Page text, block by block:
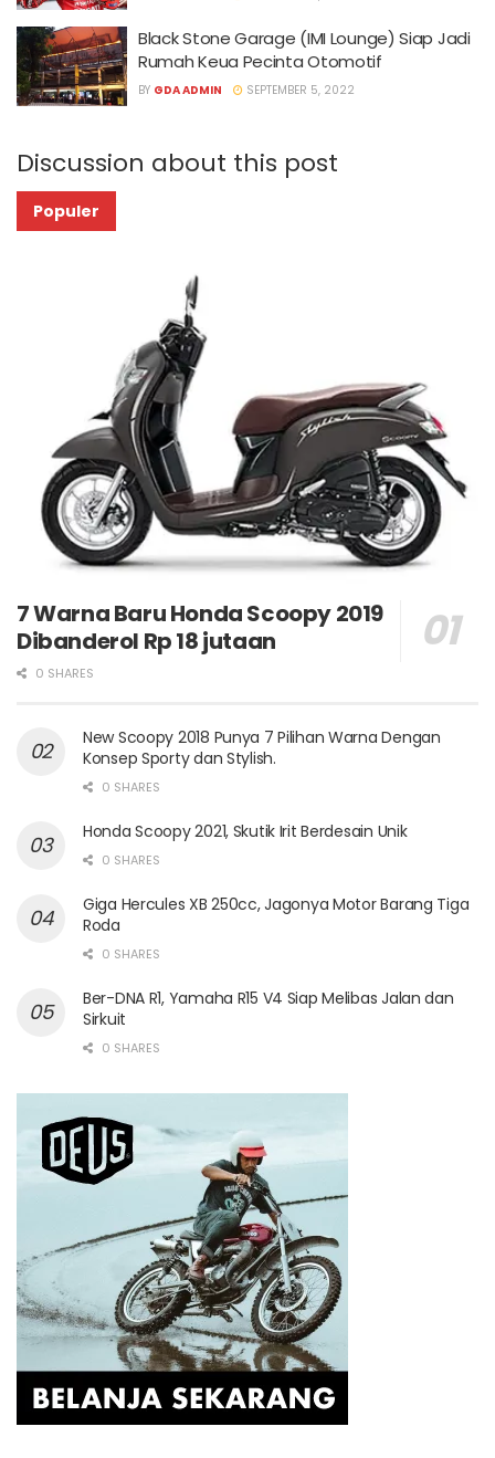
Black Stone Garage (IMI Lounge) Siap Jadi
Rumah Keua Pecinta Otomotif
BY GDA ADMIN SEPTEMBER 5, 2022
Discussion about this post
Populer
7 Warna Baru Honda Scoopy 2019
Dibanderol Rp 18 jutaan
0 SHARES
New Scoopy 2018 Punya 7 Pilihan Warna Dengan
Konsep Sporty dan Stylish.
0 SHARES
Honda Scoopy 2021, Skutik Irit Berdesain Unik
0 SHARES
Giga Hercules XB 250cc, Jagonya Motor Barang Tiga
Roda
0 SHARES
Ber-DNA R1, Yamaha R15 V4 Siap Melibas Jalan dan
Sirkuit
0 SHARES